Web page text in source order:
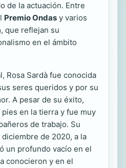
de la actuación. Entre
Premio Ondas y varios
, que reflejan su
en el ámbito
Rosa Sardà fue conocida
seres queridos y por su
A pesar de su éxito,
en la tierra y fue muy
de trabajo. Su
de 2020, a la
un profundo vacío en el
conocieron y en el